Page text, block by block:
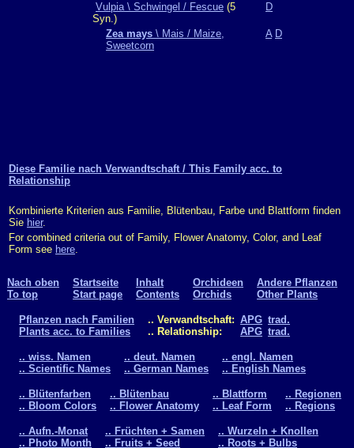
Vulpia \ Schwingel / Fescue (5
Syn.)
D
Zea mays \ Mais / Maize,
Sweetcorn
A D
Diese Familie nach Verwandtschaft / This Family acc. to
Relationship
Kombinierte Kriterien aus Familie, Blütenbau, Farbe und Blattform finden
Sie hier.
For combined criteria out of Family, Flower Anatomy, Color, and Leaf
Form see here.
Nach oben
To top
Startseite
Start page
Inhalt
Contents
Orchideen
Orchids
Andere Pflanzen
Other Plants
Pflanzen nach Familien
Plants acc. to Families
.. Verwandtschaft:
.. Relationship:
APG
APG
trad.
trad.
.. wiss. Namen
.. Scientific Names
.. deut. Namen
.. German Names
.. engl. Namen
.. English Names
.. Blütenfarben
.. Bloom Colors
.. Blütenbau
.. Flower Anatomy
.. Blattform
.. Leaf Form
.. Regionen
.. Regions
.. Aufn.-Monat
.. Photo Month
.. Früchten + Samen
.. Fruits + Seed
.. Wurzeln + Knollen
.. Roots + Bulbs